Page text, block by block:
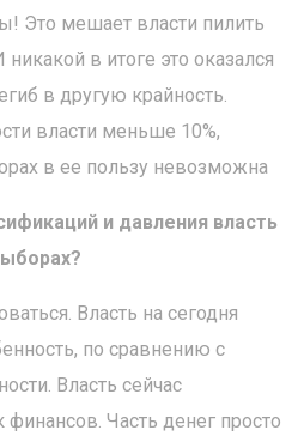
Это мешает власти пилить
в итоге это оказался
в другую крайность.
власти меньше 10%,
в ее пользу невозможна
и давления власть
Власть на сегодня
по сравнению с
Власть сейчас
Часть денег просто